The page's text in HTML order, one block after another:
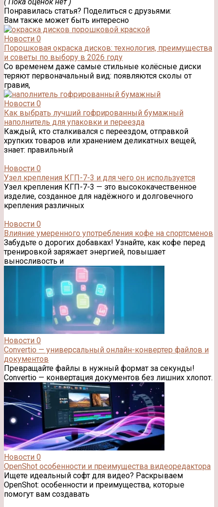
Понравилась статья? Поделиться с друзьями:
Вам также может быть интересно
Новости 0
Порошковая окраска дисков: технология, преимущества
и советы по выбору в 2026 году
Со временем даже самые стильные колёсные диски
теряют первоначальный вид: появляются сколы от
гравия,
Новости 0
Как выбрать лучший гофрированный бумажный
наполнитель для упаковки и переезда
Каждый, кто сталкивался с переездом, отправкой
хрупких товаров или хранением деликатных вещей,
знает: правильный
Новости 0
Узел крепления КГП-7-3 и для чего он используется
Узел крепления КГП-7-3 — это высококачественное
изделие, созданное для надёжного и долговечного
крепления различных
Новости 0
Влияние умеренного употребления кофе на спортсменов
Забудьте о дорогих добавках! Узнайте, как кофе перед
тренировкой заряжает энергией, повышает
выносливость и
Новости 0
Convertio — универсальный онлайн-конвертер файлов и
документов
Превращайте файлы в нужный формат за секунды!
Convertio — конвертация документов без лишних хлопот.
Новости 0
OpenShot особенности и преимущества видеоредактора
Ищете идеальный софт для видео? Раскрываем
OpenShot: особенности и преимущества, которые
помогут вам создавать